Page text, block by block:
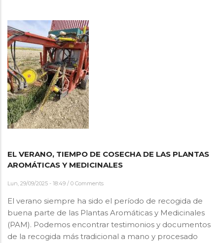
EL VERANO, TIEMPO DE COSECHA DE LAS PLANTAS
AROMÁTICAS Y MEDICINALES
Lun, 29/09/2025 - 18:49 / 0 Comments
El verano siempre ha sido el período de recogida de
buena parte de las Plantas Aromáticas y Medicinales
(PAM). Podemos encontrar testimonios y documentos
de la recogida más tradicional a mano y procesado